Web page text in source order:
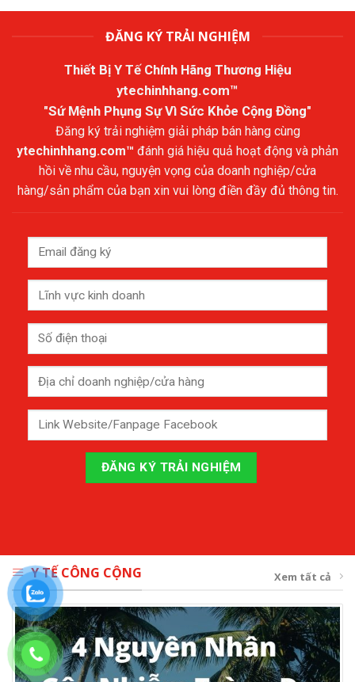
ĐĂNG KÝ TRẢI NGHIỆM
Thiết Bị Y Tế Chính Hãng Thương Hiệu
ytechinhhang.com™
"Sứ Mệnh Phụng Sự Vì Sức Khỏe Cộng Đồng"
Đăng ký trải nghiệm giải pháp bán hàng cùng
ytechinhhang.com™ đánh giá hiệu quả hoạt động và phản
hồi về nhu cầu, nguyện vọng của doanh nghiệp/cửa
hàng/sản phẩm của bạn xin vui lòng điền đầy đủ thông tin.
Y TẾ CÔNG CỘNG Xem tất cả